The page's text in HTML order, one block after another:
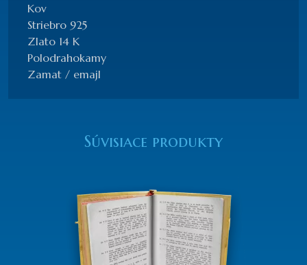
Kov
Striebro 925
Zlato 14 K
Polodrahokamy
Zamat / emajl
Súvisiace produkty